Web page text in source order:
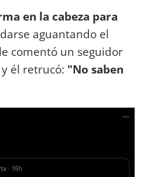
en la cabeza para
aguantando el
comentó un seguidor
él retrucó: "No saben